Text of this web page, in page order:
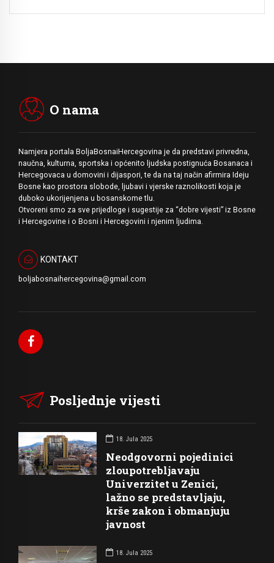
O nama
Namjera portala BoljaBosnaiHercegovina je da predstavi privredna,
naučna, kulturna, sportska i općenito ljudska postignuća Bosanaca i
Hercegovaca u domovini i dijaspori, te da na taj način afirmira Ideju
Bosne kao prostora slobode, ljubavi i vjerske raznolikosti koja je
duboko ukorijenjena u bosanskome tlu.
Otvoreni smo za sve prijedloge i sugestije za “dobre vijesti” iz Bosne
i Hercegovine i o Bosni i Hercegovini i njenim ljudima.
KONTAKT
boljabosnaihercegovina@gmail.com
Posljednje vijesti
18. Jula 2025
Neodgovorni pojedinici
zloupotrebljavaju
Univerzitet u Zenici,
lažno se predstavljaju,
krše zakon i obmanjuju
javnost
18. Jula 2025